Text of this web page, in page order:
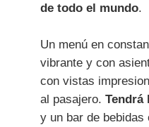
de todo el mundo.
Un menú en
vibrante y con
con vistas
al pasajero. Tendrá
y un bar de